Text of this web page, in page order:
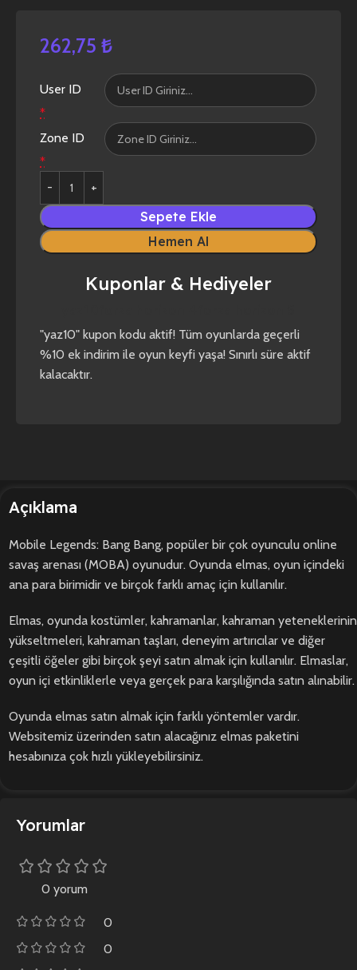
262,75 ₺
User ID
*
Zone ID
*
Sepete Ekle
Hemen Al
Kuponlar & Hediyeler
"yaz10" kupon kodu aktif! Tüm oyunlarda geçerli
%10 ek indirim ile oyun keyfi yaşa! Sınırlı süre aktif
kalacaktır.
Açıklama
Mobile Legends: Bang Bang, popüler bir çok oyunculu online
savaş arenası (MOBA) oyunudur. Oyunda elmas, oyun içindeki
ana para birimidir ve birçok farklı amaç için kullanılır.
Elmas, oyunda kostümler, kahramanlar, kahraman yeteneklerinin
yükseltmeleri, kahraman taşları, deneyim artırıcılar ve diğer
çeşitli öğeler gibi birçok şeyi satın almak için kullanılır. Elmaslar,
oyun içi etkinliklerle veya gerçek para karşılığında satın alınabilir.
Oyunda elmas satın almak için farklı yöntemler vardır.
Websitemiz üzerinden satın alacağınız elmas paketini
hesabınıza çok hızlı yükleyebilirsiniz.
Yorumlar
0 yorum
0
0